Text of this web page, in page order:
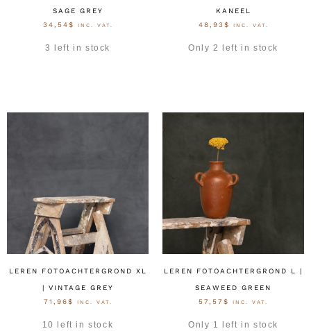
SAGE GREY
34,54$ INC. VAT.
3 left in stock
KANEEL
48,93 $ INC. VAT.
Only 2 left in stock
LEREN FOTOACHTERGROND XL
| VINTAGE GREY
71,96$ INC. VAT.
10 left in stock
LEREN FOTOACHTERGROND L |
SEAWEED GREEN
57,57$ INC. VAT.
Only 1 left in stock